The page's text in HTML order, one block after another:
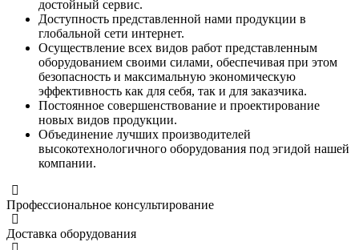
достойный сервис.
Доступность представленной нами продукции в
глобальной сети интернет.
Осуществление всех видов работ представленным
оборудованием своими силами, обеспечивая при этом
безопасность и максимальную экономическую
эффективность как для себя, так и для заказчика.
Постоянное совершенствование и проектирование
новых видов продукции.
Объединение лучших производителей
высокотехнологичного оборудования под эгидой нашей
компании.
Профессиональное консультирование
Доставка оборудования